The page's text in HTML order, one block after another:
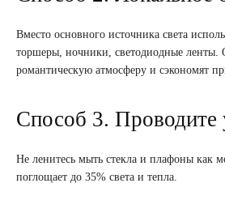
Вместо основного источника света
торшеры, ночники, светодиодные ленты.
романтическую атмосферу и сэкономят
Способ 3. Проводите
Не ленитесь мыть стекла и плафоны как
поглощает до 35% света и тепла.